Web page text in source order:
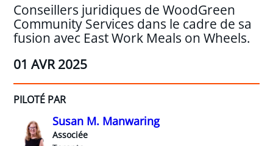
Conseillers juridiques de WoodGreen
Community Services dans le cadre de sa
fusion avec East Work Meals on Wheels.
01 AVR 2025
PILOTÉ PAR
Susan M. Manwaring
Associée